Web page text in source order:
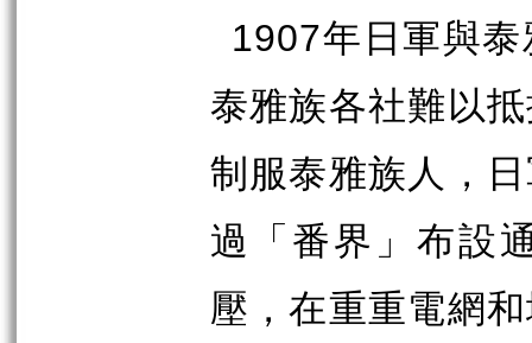
1907年日軍與
泰雅族各社難以
制服泰雅族人，
過「番界」布設
壓，在重重電網